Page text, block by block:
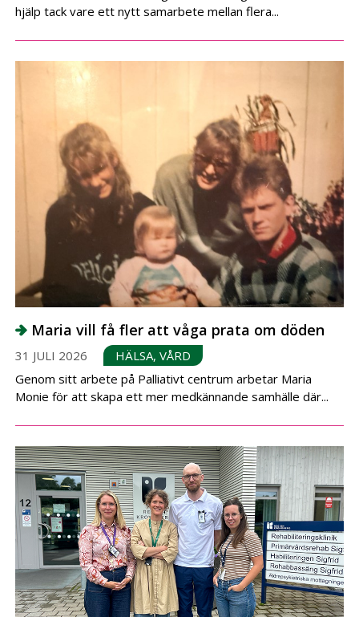
hjälp tack vare ett nytt samarbete mellan flera...
Maria vill få fler att våga prata om döden
31 JULI 2026
HÄLSA, VÅRD
Genom sitt arbete på Palliativt centrum arbetar Maria
Monie för att skapa ett mer medkännande samhälle där...